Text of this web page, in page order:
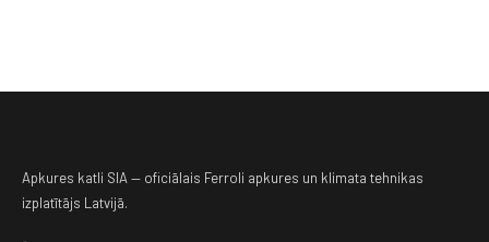
Apkures katli SIA — oficiālais Ferroli apkures un klimata tehnikas
izplatītājs Latvijā.